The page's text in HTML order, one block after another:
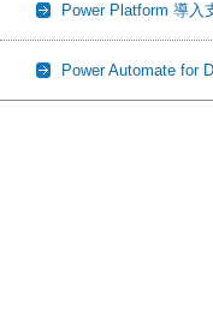
Power Platform 導入
Power Automate for